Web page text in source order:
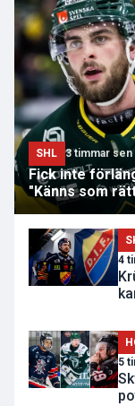
SHL 3 timmar sen
Fick inte
"Känns som
4
5